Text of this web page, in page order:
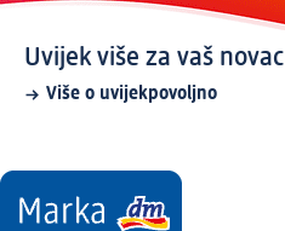
Uvijek više za vaš novac
Više o uvijekpovoljno